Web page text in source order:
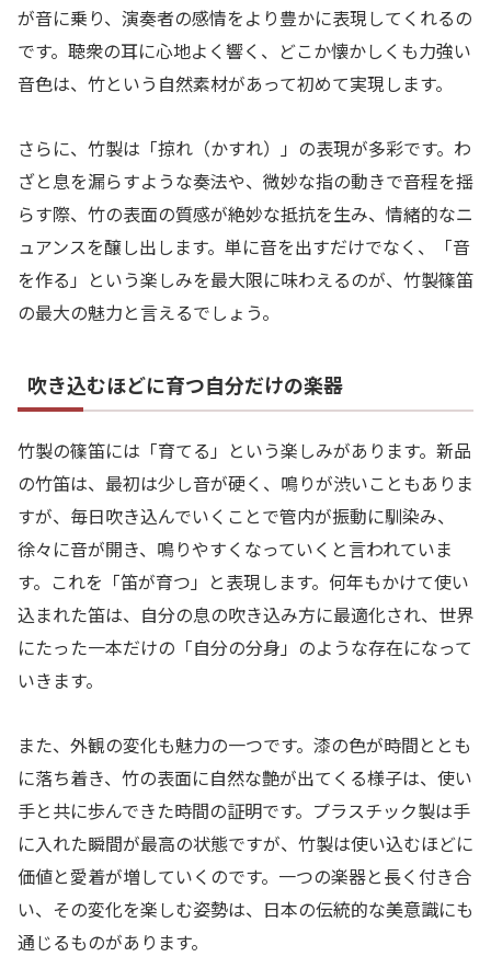
が音に乗り、演奏者の感情をより豊かに表現してくれるの
です。聴衆の耳に心地よく響く、どこか懐かしくも力強い
音色は、竹という自然素材があって初めて実現します。
さらに、竹製は「掠れ（かすれ）」の表現が多彩です。わ
ざと息を漏らすような奏法や、微妙な指の動きで音程を揺
らす際、竹の表面の質感が絶妙な抵抗を生み、情緒的なニ
ュアンスを醸し出します。単に音を出すだけでなく、「音
を作る」という楽しみを最大限に味わえるのが、竹製篠笛
の最大の魅力と言えるでしょう。
吹き込むほどに育つ自分だけの楽器
竹製の篠笛には「育てる」という楽しみがあります。新品
の竹笛は、最初は少し音が硬く、鳴りが渋いこともありま
すが、毎日吹き込んでいくことで管内が振動に馴染み、
徐々に音が開き、鳴りやすくなっていくと言われていま
す。これを「笛が育つ」と表現します。何年もかけて使い
込まれた笛は、自分の息の吹き込み方に最適化され、世界
にたった一本だけの「自分の分身」のような存在になって
いきます。
また、外観の変化も魅力の一つです。漆の色が時間ととも
に落ち着き、竹の表面に自然な艶が出てくる様子は、使い
手と共に歩んできた時間の証明です。プラスチック製は手
に入れた瞬間が最高の状態ですが、竹製は使い込むほどに
価値と愛着が増していくのです。一つの楽器と長く付き合
い、その変化を楽しむ姿勢は、日本の伝統的な美意識にも
通じるものがあります。